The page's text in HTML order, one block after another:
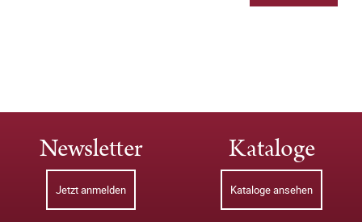
Newsletter
Jetzt anmelden
Kataloge
Kataloge ansehen